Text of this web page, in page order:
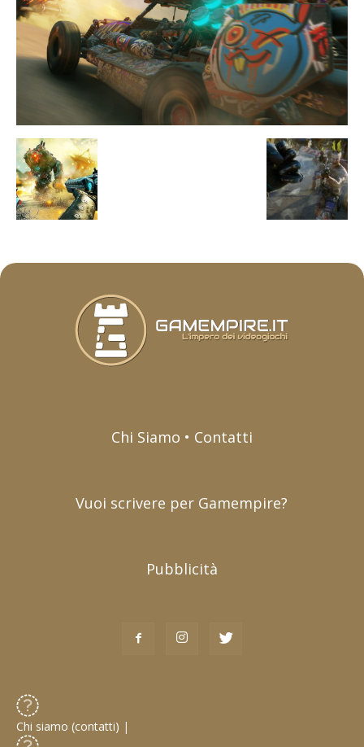
Chi Siamo • Contatti
Vuoi scrivere per Gamempire?
Pubblicità
Chi siamo (contatti) |